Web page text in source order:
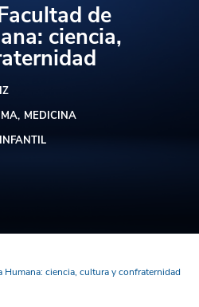
de
ciencia,
MEDICINA
Humana: ciencia, cultura y confraternidad